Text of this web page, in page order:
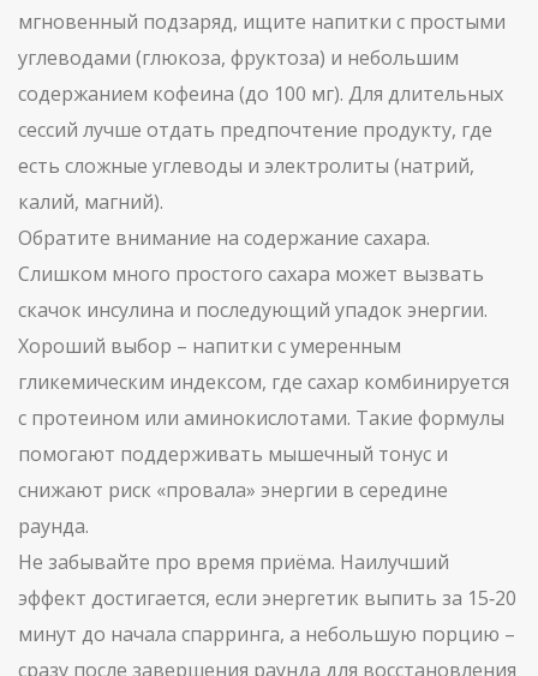
мгновенный подзаряд, ищите напитки с простыми
углеводами (глюкоза, фруктоза) и небольшим
содержанием кофеина (до 100 мг). Для длительных
сессий лучше отдать предпочтение продукту, где
есть сложные углеводы и электролиты (натрий,
калий, магний).
Обратите внимание на содержание сахара.
Слишком много простого сахара может вызвать
скачок инсулина и последующий упадок энергии.
Хороший выбор – напитки с умеренным
гликемическим индексом, где сахар комбинируется
с протеином или аминокислотами. Такие формулы
помогают поддерживать мышечный тонус и
снижают риск «провала» энергии в середине
раунда.
Не забывайте про время приёма. Наилучший
эффект достигается, если энергетик выпить за 15‑20
минут до начала спарринга, а небольшую порцию –
сразу после завершения раунда для восстановления